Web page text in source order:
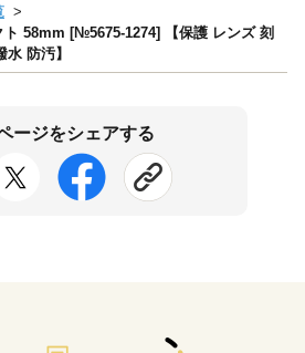
58mm [№5675-1274] 【保護 レンズ 刻
防汚】
ージをシェアする